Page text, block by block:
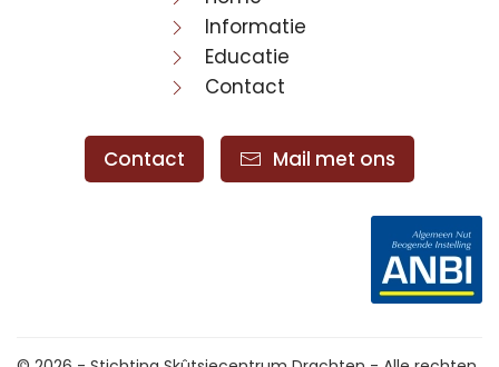
Informatie
Educatie
Contact
Contact Mail met ons